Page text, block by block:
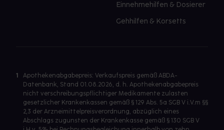
Einnehmehilfen & Dosierer
Gehhilfen & Korsetts
1
Apothekenabgabepreis: Verkaufspreis gemäß ABDA-
Datenbank, Stand 01.08.2026, d. h. Apothekenabgabepreis
nicht verschreibungspflichtiger Medikamente zulasten
gesetzlicher Krankenkassen gemäß § 129 Abs. 5a SGB V i.V.m §§
2,3 der Arzneimittelpreisverordnung, abzüglich eines
Abschlags zugunsten der Krankenkasse gemäß § 130 SGB V